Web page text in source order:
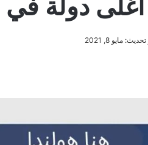
أغلى دولة
مايو 8, 2021